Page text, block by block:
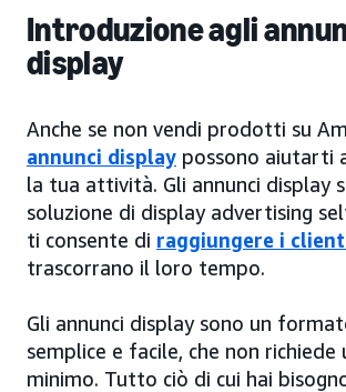
Introduzione agli
display
Anche se non vendi prodotti su
annunci display possono aiutarti
la tua attività. Gli annunci display
soluzione di display advertising
ti consente di raggiungere i
trascorrano il loro tempo.
Gli annunci display sono un
semplice e facile, che non richiede
minimo. Tutto ciò di cui hai